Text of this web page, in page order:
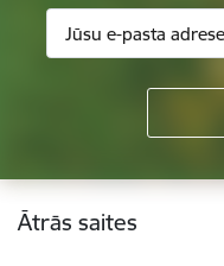
Kājene
Ātrās saites